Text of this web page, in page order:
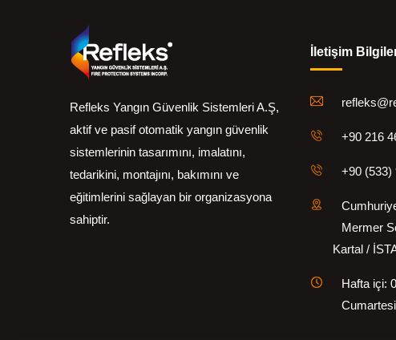
Refleks Yangın Güvenlik Sistemleri A.Ş,
aktif ve pasif otomatik yangın güvenlik
sistemlerinin tasarımını, imalatını,
tedarikini, montajını, bakımını ve
eğitimlerini sağlayan bir organizasyona
sahiptir.
İletişim
+90 216
+90 (533)
Mermer
Kartal /
Hafta içi: